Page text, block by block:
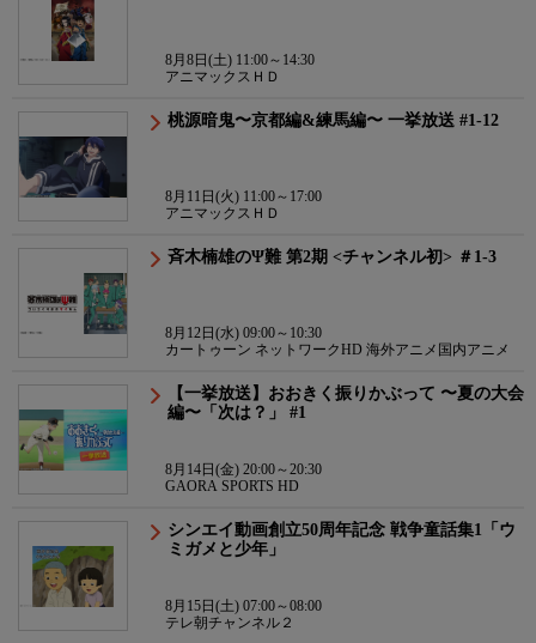
8月8日(土) 11:00～14:30
アニマックスＨＤ
桃源暗鬼〜京都編&練馬編〜 一挙放送 #1-12
8月11日(火) 11:00～17:00
アニマックスＨＤ
斉木楠雄のΨ難 第2期 <チャンネル初> ＃1-3
8月12日(水) 09:00～10:30
カートゥーン ネットワークHD 海外アニメ国内アニメ
【一挙放送】おおきく振りかぶって 〜夏の大会
編〜「次は？」 #1
8月14日(金) 20:00～20:30
GAORA SPORTS HD
シンエイ動画創立50周年記念 戦争童話集1「ウ
ミガメと少年」
8月15日(土) 07:00～08:00
テレ朝チャンネル２